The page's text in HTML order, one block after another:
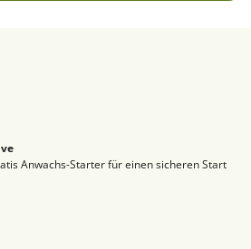
Anwachs-Starter für einen sicheren Start